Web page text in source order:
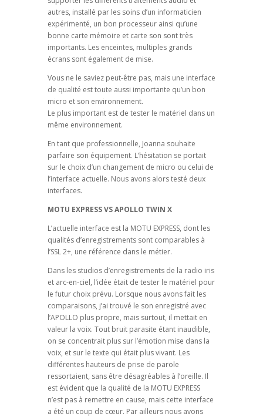
autres, installé par les soins d’un informaticien
expérimenté, un bon processeur ainsi qu’une
bonne carte mémoire et carte son sont très
importants. Les enceintes, multiples grands
écrans sont également de mise.
Vous ne le saviez peut-être pas, mais une interface
de qualité est toute aussi importante qu’un bon
micro et son environnement.
Le plus important est de tester le matériel dans un
même environnement.
En tant que professionnelle, Joanna souhaite
parfaire son équipement. L’hésitation se portait
sur le choix d’un changement de micro ou celui de
l’interface actuelle. Nous avons alors testé deux
interfaces.
MOTU EXPRESS VS APOLLO TWIN X
L’actuelle interface est la MOTU EXPRESS, dont les
qualités d’enregistrements sont comparables à
l’SSL 2+, une référence dans le métier.
Dans les studios d’enregistrements de la radio iris
et arc-en-ciel, l’idée était de tester le matériel pour
le futur choix prévu. Lorsque nous avons fait les
comparaisons, j’ai trouvé le son enregistré avec
l’APOLLO plus propre, mais surtout, il mettait en
valeur la voix. Tout bruit parasite étant inaudible,
on se concentrait plus sur l’émotion mise dans la
voix, et sur le texte qui était plus vivant. Les
différentes hauteurs de prise de parole
ressortaient, sans être désagréables à l’oreille. Il
est évident que la qualité de la MOTU EXPRESS
n’est pas à remettre en cause, mais cette interface
a été un coup de cœur. Par ailleurs nous avons